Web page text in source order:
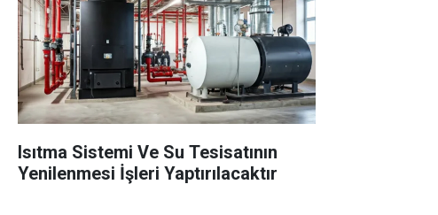
Isıtma Sistemi Ve Su Tesisatının
Yenilenmesi İşleri Yaptırılacaktır